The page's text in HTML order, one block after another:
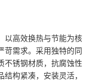
以高效换热与节能为核
苛需求。采用独特的同
不锈钢材质，抗腐蚀性
构紧凑，安装灵活，